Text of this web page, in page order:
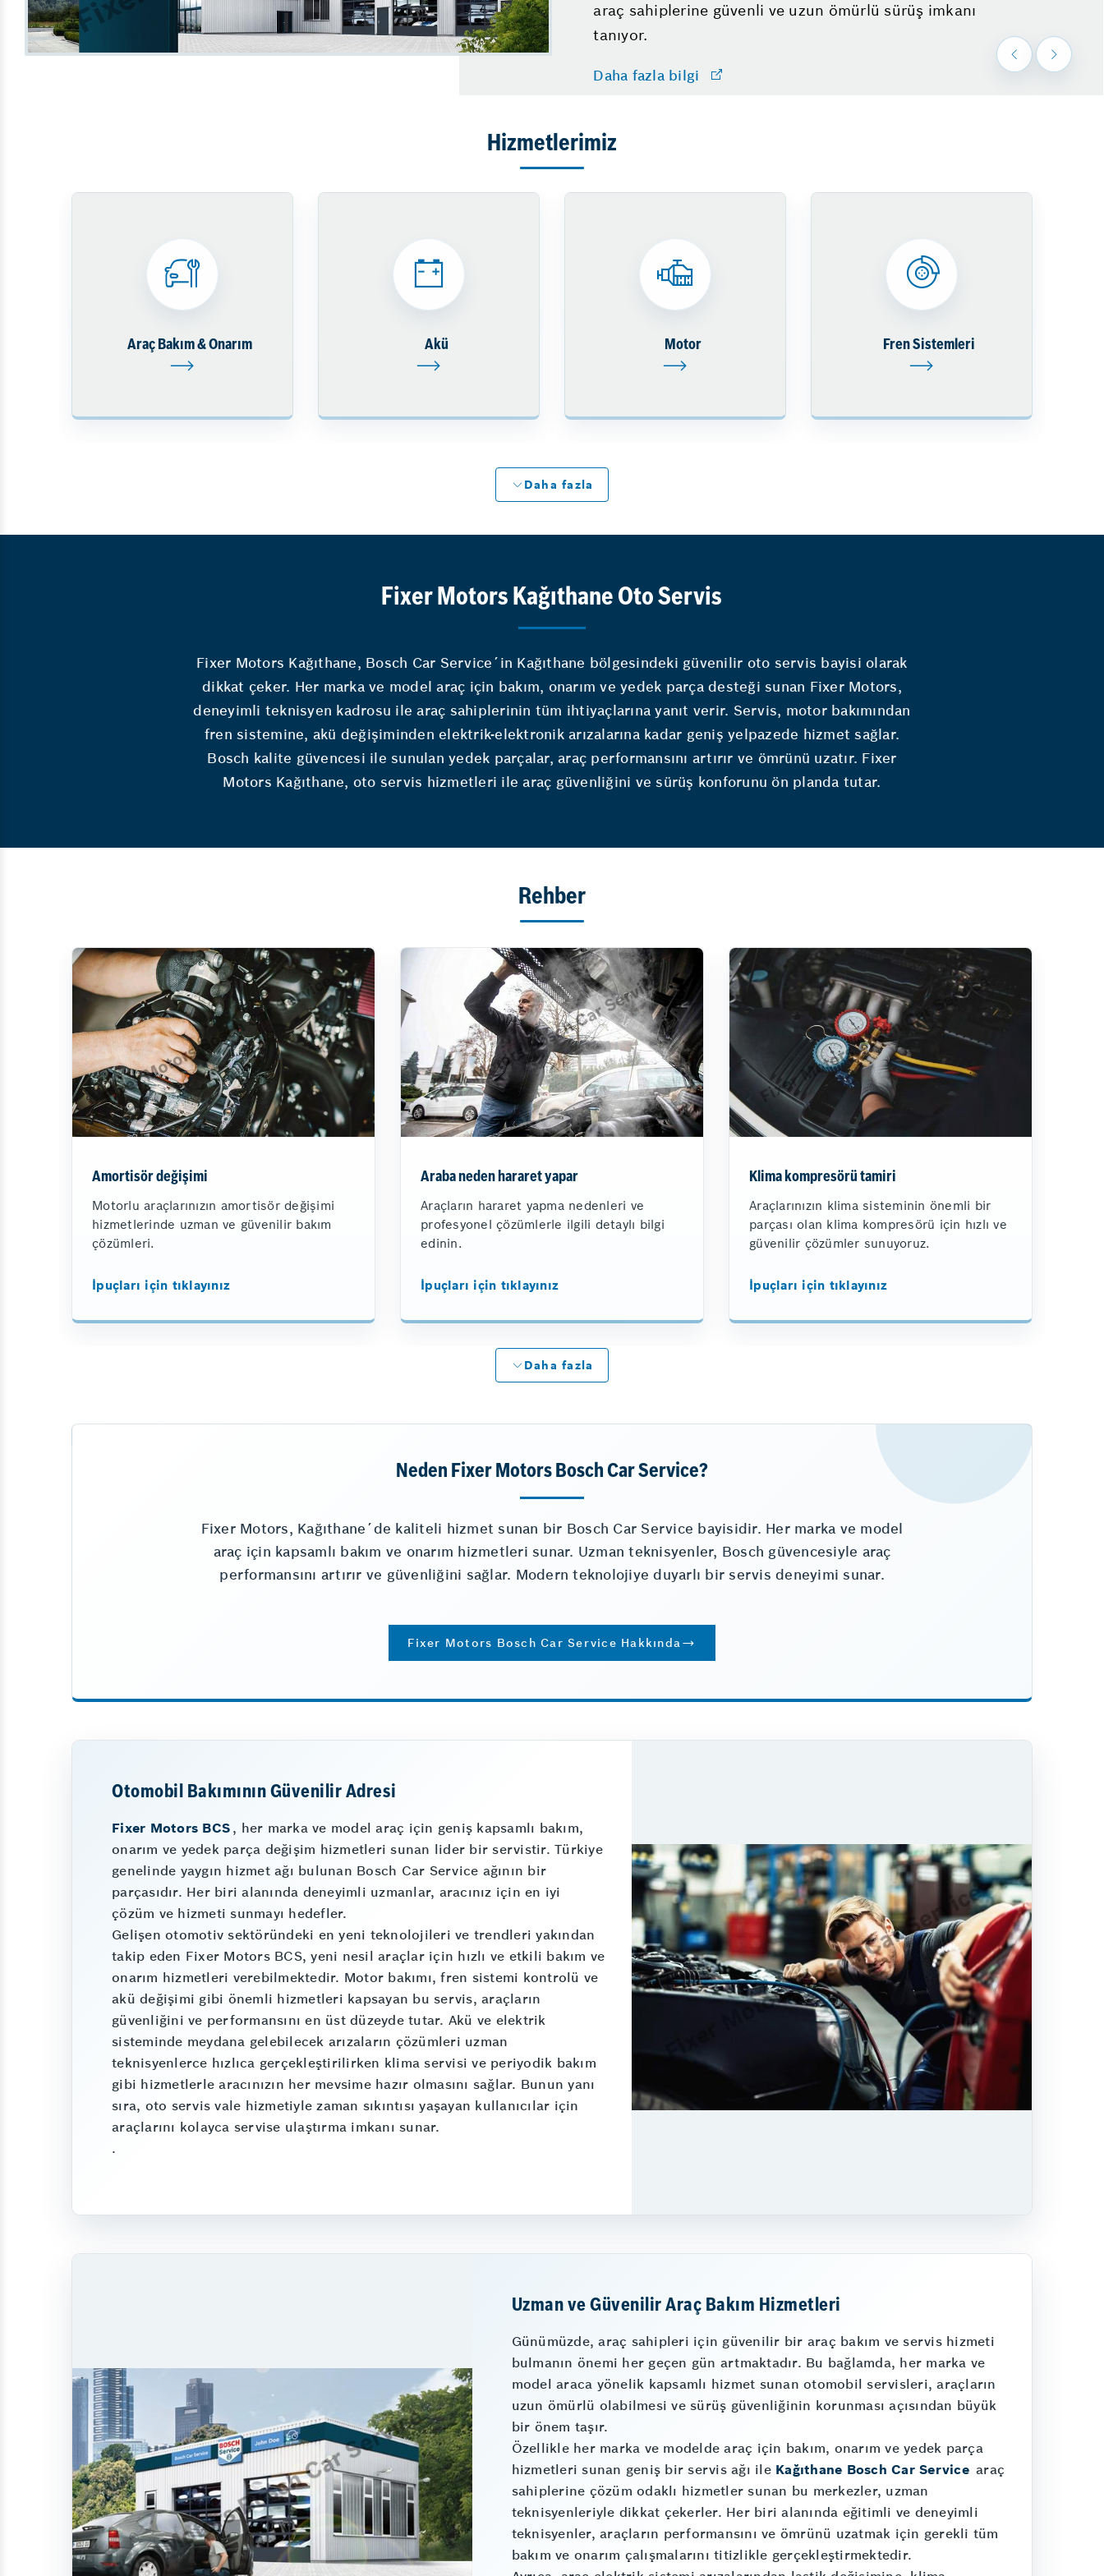
Fren Merkezi Tamiri
Diğer Hizmetlerimiz
araç sahiplerine güvenli ve uzun ömürlü sürüş imkanı
tanıyor.
Daha fazla bilgi
Hizmetlerimiz
Araç Bakım & Onarım Akü Motor Fren Sistemleri
Daha fazla
Fixer Motors Kağıthane Oto Servis
Fixer Motors Kağıthane, Bosch Car Service´in Kağıthane bölgesindeki güvenilir oto servis bayisi olarak
dikkat çeker. Her marka ve model araç için bakım, onarım ve yedek parça desteği sunan Fixer Motors,
deneyimli teknisyen kadrosu ile araç sahiplerinin tüm ihtiyaçlarına yanıt verir. Servis, motor bakımından
fren sistemine, akü değişiminden elektrik-elektronik arızalarına kadar geniş yelpazede hizmet sağlar.
Bosch kalite güvencesi ile sunulan yedek parçalar, araç performansını artırır ve ömrünü uzatır. Fixer
Motors Kağıthane, oto servis hizmetleri ile araç güvenliğini ve sürüş konforunu ön planda tutar.
Rehber
Amortisör değişimi
Motorlu araçlarınızın amortisör değişimi
hizmetlerinde uzman ve güvenilir bakım
çözümleri.
İpuçları için tıklayınız
Araba neden hararet yapar
Araçların hararet yapma nedenleri ve
profesyonel çözümlerle ilgili detaylı bilgi
edinin.
İpuçları için tıklayınız
Klima kompresörü tamiri
Araçlarınızın klima sisteminin önemli bir
parçası olan klima kompresörü için hızlı ve
güvenilir çözümler sunuyoruz.
İpuçları için tıklayınız
Daha fazla
Neden Fixer Motors Bosch Car Service?
Fixer Motors, Kağıthane´de kaliteli hizmet sunan bir Bosch Car Service bayisidir. Her marka ve model
araç için kapsamlı bakım ve onarım hizmetleri sunar. Uzman teknisyenler, Bosch güvencesiyle araç
performansını artırır ve güvenliğini sağlar. Modern teknolojiye duyarlı bir servis deneyimi sunar.
Fixer Motors Bosch Car Service Hakkında
Otomobil Bakımının Güvenilir Adresi
Fixer Motors BCS , her marka ve model araç için geniş kapsamlı bakım,
onarım ve yedek parça değişim hizmetleri sunan lider bir servistir. Türkiye
genelinde yaygın hizmet ağı bulunan Bosch Car Service ağının bir
parçasıdır. Her biri alanında deneyimli uzmanlar, aracınız için en iyi
çözüm ve hizmeti sunmayı hedefler.
Gelişen otomotiv sektöründeki en yeni teknolojileri ve trendleri yakından
takip eden Fixer Motors BCS, yeni nesil araçlar için hızlı ve etkili bakım ve
onarım hizmetleri verebilmektedir. Motor bakımı, fren sistemi kontrolü ve
akü değişimi gibi önemli hizmetleri kapsayan bu servis, araçların
güvenliğini ve performansını en üst düzeyde tutar. Akü ve elektrik
sisteminde meydana gelebilecek arızaların çözümleri uzman
teknisyenlerce hızlıca gerçekleştirilirken klima servisi ve periyodik bakım
gibi hizmetlerle aracınızın her mevsime hazır olmasını sağlar. Bunun yanı
sıra, oto servis vale hizmetiyle zaman sıkıntısı yaşayan kullanıcılar için
araçlarını kolayca servise ulaştırma imkanı sunar.
.
Uzman ve Güvenilir Araç Bakım Hizmetleri
Günümüzde, araç sahipleri için güvenilir bir araç bakım ve servis hizmeti
bulmanın önemi her geçen gün artmaktadır. Bu bağlamda, her marka ve
model araca yönelik kapsamlı hizmet sunan otomobil servisleri, araçların
uzun ömürlü olabilmesi ve sürüş güvenliğinin korunması açısından büyük
bir önem taşır.
Özellikle her marka ve modelde araç için bakım, onarım ve yedek parça
hizmetleri sunan geniş bir servis ağı ile Kağıthane Bosch Car Service araç
sahiplerine çözüm odaklı hizmetler sunan bu merkezler, uzman
teknisyenleriyle dikkat çekerler. Her biri alanında eğitimli ve deneyimli
teknisyenler, araçların performansını ve ömrünü uzatmak için gerekli tüm
bakım ve onarım çalışmalarını titizlikle gerçekleştirmektedir.